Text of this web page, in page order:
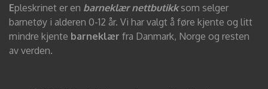
Epleskrinet er en barneklær nettbutikksom selger
barnetøy i alderen 0-12 år. Vi har valgt å føre kjente og litt
mindre kjente barneklær fra Danmark, Norge og resten
av verden.